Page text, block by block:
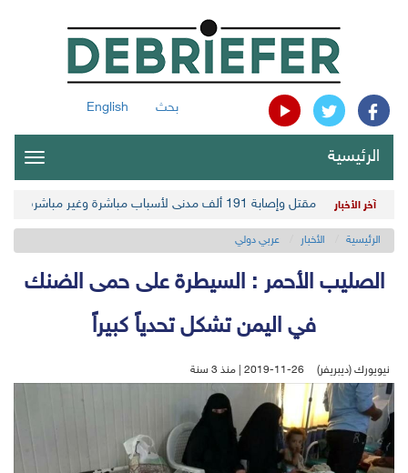
بحث English
الرئيسية
آخر الأخبار مقتل وإصابة 191 ألف مدني لأسباب مباشرة وغير مباشرة في أحدث حصيلة حوثية
الرئيسية الأخبار عربي دولي
الصليب الأحمر : السيطرة على حمى الضنك
في اليمن تشكل تحدياً كبيراً
نيويورك (ديبريفر) 2019-11-26 | منذ 3 سنة